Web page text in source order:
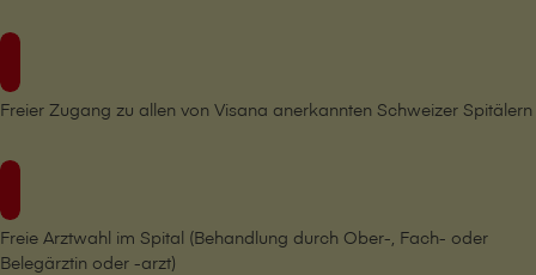
Freier Zugang zu allen von V⁠i⁠s⁠a⁠n⁠a anerkannten Schweizer Spitälern
Freie Arztwahl im Spital (Behandlung durch Ober-, Fach- oder
Belegärztin oder -arzt)